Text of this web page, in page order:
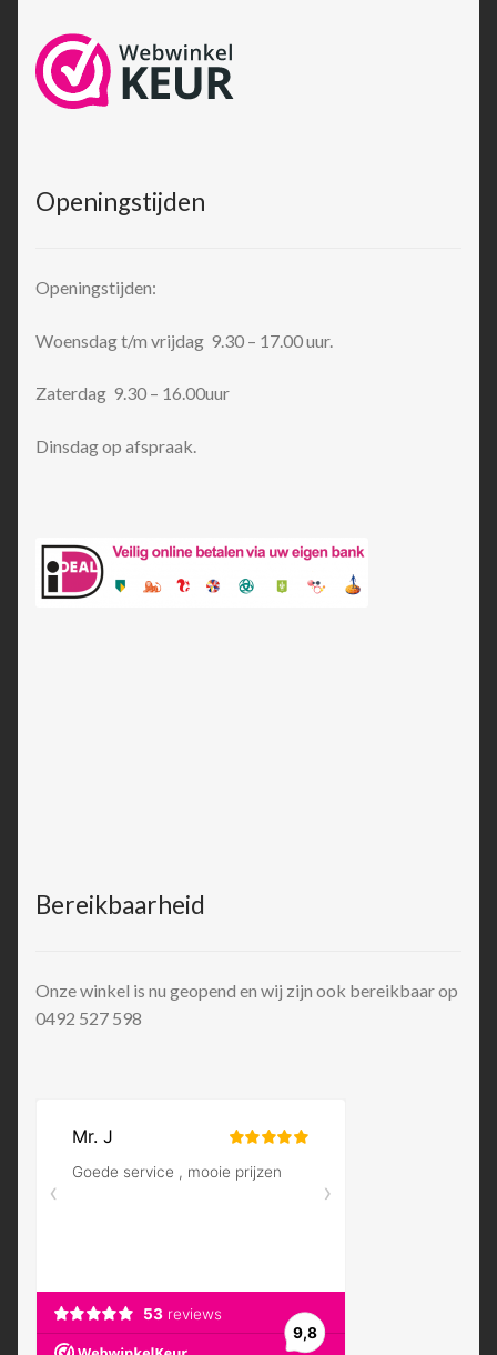
Openingstijden
Openingstijden:
Woensdag t/m vrijdag 9.30 – 17.00 uur.
Zaterdag 9.30 – 16.00uur
Dinsdag op afspraak.
Bereikbaarheid
Onze winkel is nu geopend en wij zijn ook bereikbaar op
0492 527 598